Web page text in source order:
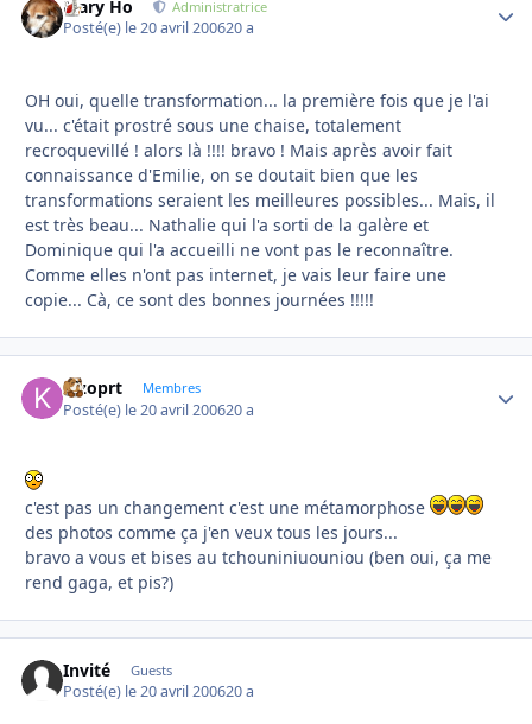
Mary Ho Administratrice
Posté(e) le 20 avril 200620 a
OH oui, quelle transformation... la première fois que je l'ai
vu... c'était prostré sous une chaise, totalement
recroquevillé ! alors là !!!! bravo ! Mais après avoir fait
connaissance d'Emilie, on se doutait bien que les
transformations seraient les meilleures possibles... Mais, il
est très beau... Nathalie qui l'a sorti de la galère et
Dominique qui l'a accueilli ne vont pas le reconnaître.
Comme elles n'ont pas internet, je vais leur faire une
copie... Cà, ce sont des bonnes journées !!!!!
kizoprt Membres
Posté(e) le 20 avril 200620 a
c'est pas un changement c'est une métamorphose
des photos comme ça j'en veux tous les jours...
bravo a vous et bises au tchouniniuouniou (ben oui, ça me
rend gaga, et pis?)
Invité Guests
Posté(e) le 20 avril 200620 a